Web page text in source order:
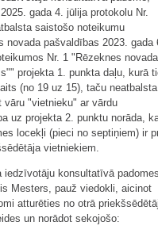
gada 4. jūlija protokolu Nr.
saistošo noteikumu
novada pašvaldības 2023. gada
Nr. 1 "Rēzeknes novada
projekta 1. punkta daļu, kurā
(no 19 uz 15), taču neatbalsta
vāru "vietnieku" ar vārdu
uz projekta 2. punktu norāda,
locekļi (pieci no septiņiem) ir
vietniekiem.
iedzīvotāju konsultatīvā
Mesters, pauž viedokli, aicinot
atturēties no otrā
un norādot sekojošo: